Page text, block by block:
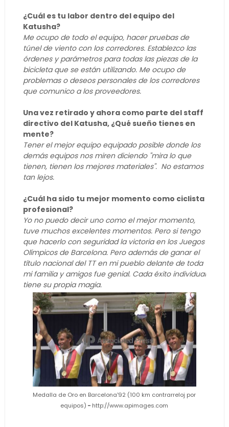
¿Cuál es tu labor dentro del equipo del
Katusha?
Me ocupo de todo el equipo, hacer pruebas de
túnel de viento con los corredores. Establezco las
órdenes y parámetros para todas las piezas de la
bicicleta que se están utilizando. Me ocupo de
problemas o deseos personales de los corredores
que comunico a los proveedores.
Una vez retirado y ahora como parte del staff
directivo del Katusha, ¿Qué sueño tienes en
mente?
Tener el mejor equipo equipado posible donde los
demás equipos nos miren diciendo "mira lo que
tienen, tienen los mejores materiales''. No estamos
tan lejos.
¿Cuál ha sido tu mejor momento como ciclista
profesional?
Yo no puedo decir uno como el mejor momento,
tuve muchos excelentes momentos. Pero si tengo
que hacerlo con seguridad la victoria en los Juegos
Olímpicos de Barcelona. Pero además de ganar el
título nacional del TT en mi pueblo delante de toda
mi familia y amigos fue genial. Cada éxito individual
tiene su propia magia.
Medalla de Oro en Barcelona'92 (100 km contrarreloj por
equipos) - http://www.apimages.com